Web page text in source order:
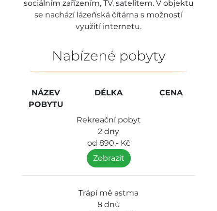
sociálním zařízením, TV, satelitem. V objektu
se nachází lázeňská čítárna s možností
využití internetu.
Nabízené pobyty
NÁZEV
POBYTU
DÉLKA CENA
Rekreační pobyt
2 dny
od 890,- Kč
Zobrazit
Trápí mě astma
8 dnů